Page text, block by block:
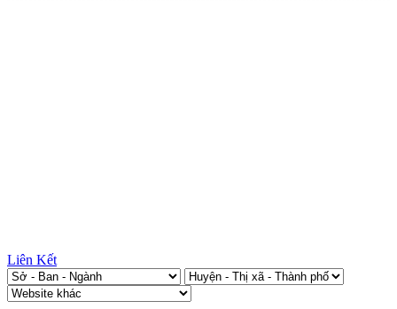
Liên Kết